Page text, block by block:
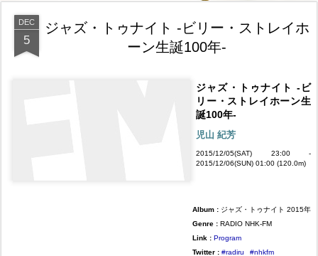
DEC
5
ジャズ・トゥナイト -ビリー・ストレイホ
ーン生誕100年-
ジャズ・トゥナイト -ビ
リー・ストレイホーン生
誕100年-
児山 紀芳
2015/12/05(SAT) 23:00 -
2015/12/06(SUN) 01:00 (120.0m)
Album : ジャズ・トゥナイト 2015年
Genre : RADIO NHK-FM
Link : Program
Twitter : #radiru #nhkfm